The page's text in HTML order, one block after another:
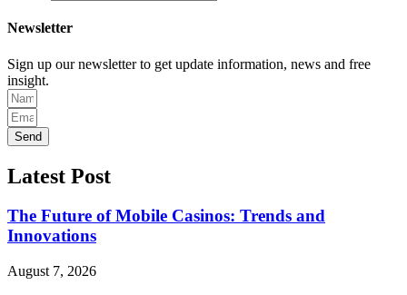
Newsletter
Sign up our newsletter to get update information, news and free
insight.
Send
Latest Post
The Future of Mobile Casinos: Trends and
Innovations
August 7, 2026